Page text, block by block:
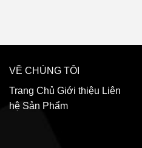
VỀ CHÚNG TÔI
Trang Chủ Giới thiệu Liên
hệ Sản Phẩm